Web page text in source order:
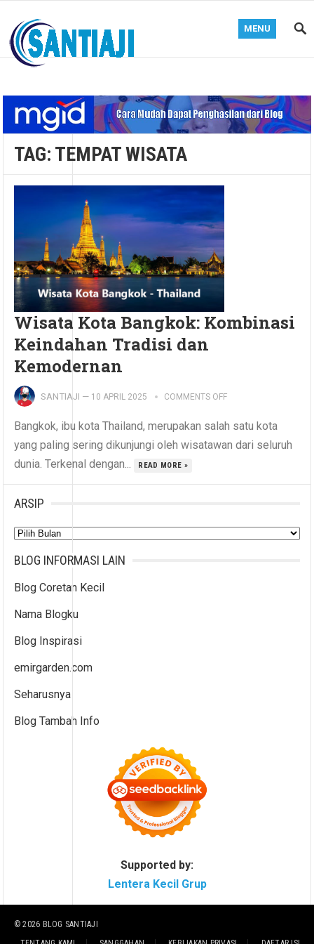
MENU
TAG: TEMPAT WISATA
Wisata Kota Bangkok: Kombinasi
Keindahan Tradisi dan
Kemodernan
SANTIAJI — 10 APRIL 2025 COMMENTS OFF
Bangkok, ibu kota Thailand, merupakan salah satu kota
yang paling sering dikunjungi oleh wisatawan dari seluruh
dunia. Terkenal dengan...
READ MORE »
ARSIP
Arsip
BLOG INFORMASI LAIN
Blog Coretan Kecil
Nama Blogku
Blog Inspirasi
emirgarden.com
Seharusnya
Blog Tambah Info
Supported by:
Lentera Kecil Grup
© 2026 BLOG SANTIAJI